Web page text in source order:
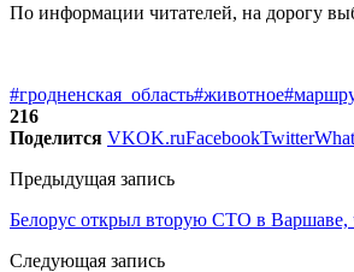
По информации читателей, на дорогу
#гродненская_область#животное
216
Поделится VKOK.ruFacebookTwitter
Предыдущая запись
Белорус открыл вторую СТО в Варшаве,
Следующая запись